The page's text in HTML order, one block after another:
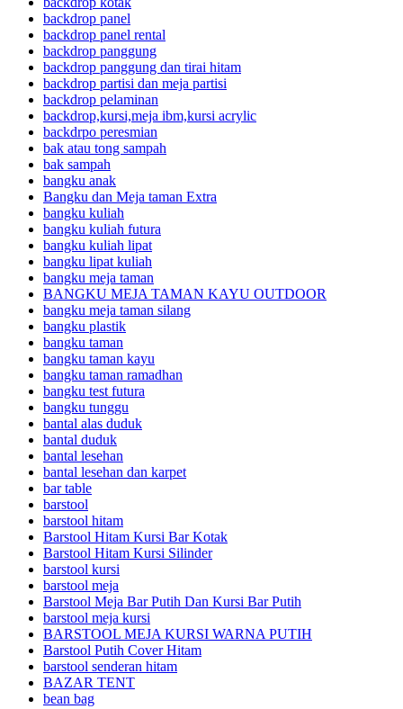
backdrop panel
backdrop panel rental
backdrop panggung
backdrop panggung dan tirai hitam
backdrop partisi dan meja partisi
backdrop pelaminan
backdrop,kursi,meja ibm,kursi acrylic
backdrpo peresmian
bak atau tong sampah
bak sampah
bangku anak
Bangku dan Meja taman Extra
bangku kuliah
bangku kuliah futura
bangku kuliah lipat
bangku lipat kuliah
bangku meja taman
BANGKU MEJA TAMAN KAYU OUTDOOR
bangku meja taman silang
bangku plastik
bangku taman
bangku taman kayu
bangku taman ramadhan
bangku test futura
bangku tunggu
bantal alas duduk
bantal duduk
bantal lesehan
bantal lesehan dan karpet
bar table
barstool
barstool hitam
Barstool Hitam Kursi Bar Kotak
Barstool Hitam Kursi Silinder
barstool kursi
barstool meja
Barstool Meja Bar Putih Dan Kursi Bar Putih
barstool meja kursi
BARSTOOL MEJA KURSI WARNA PUTIH
Barstool Putih Cover Hitam
barstool senderan hitam
BAZAR TENT
bean bag